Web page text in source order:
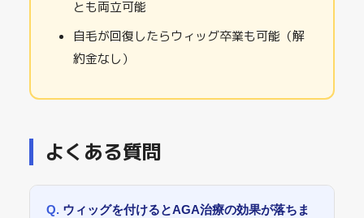
とも両立可能
自毛が回復したらウィッグ卒業も可能（解
約金なし）
よくある質問
ウィッグを付けるとAGA治療の効果が落ちま